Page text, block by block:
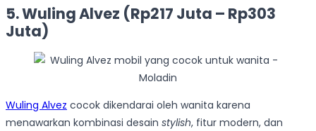
5. Wuling Alvez (Rp217 Juta – Rp303
Juta)
Wuling Alvez cocok dikendarai oleh wanita karena
menawarkan kombinasi desain stylish, fitur modern, dan